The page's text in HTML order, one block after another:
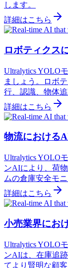
します。
詳細はこちら
ロボティクス
Ultralytics YOLO
ましょう。ロボ
行、認識、物体
詳細はこちら
物流における
Ultralytics YOLO
ンAIにより、荷
ムの倉庫安全モ
詳細はこちら
小売業界にお
Ultralytics YOLO
ンAIは、在庫追
てより賢明な顧